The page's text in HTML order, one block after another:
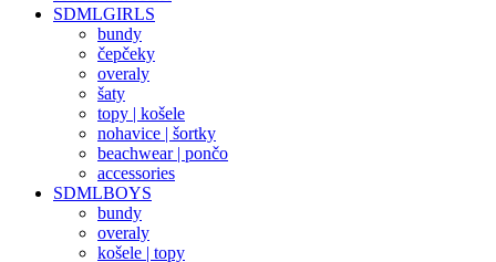
SDMLGIRLS
bundy
čepčeky
overaly
šaty
topy | košele
nohavice | šortky
beachwear | pončo
accessories
SDMLBOYS
bundy
overaly
košele | topy